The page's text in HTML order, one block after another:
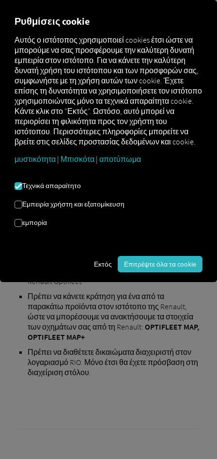
Marketplace Συνδετήρες Renault Connect Πώς να
ΕΙΣΑΓΩΓΉ ΣΤΗ
RENAULT
Οδηγίες βήμα προς βήμα για τη
RIO.
Προϋποθέσεις για την ενεργοποίηση:
Χρειάζεστε λογαριασμό τόσο στο RIO όσο και στο
Renault Optifleet.
Πρέπει να κάνετε κράτηση για ένα από τα
παρακάτω προϊόντα στον ιστότοπο της Renault,
ώστε να μπορέσουμε να ανακτήσουμε τα στοιχεία
των οχημάτων σας από τη Renault: OPTIFLEET MAP,
OPTIFLEET MAP+
Πρέπει να διαθέτετε δικαιώματα διαχειριστή στον
λογαριασμό RIO. Μόνο έτσι θα έχετε πρόσβαση στη
διαχείριση στόλου.
Ρυθμίσεις cookie
Αυτός ο ιστότοπος χρησιμοποιεί cookies έτσι ώστε να
μπορούμε να σας προσφέρουμε την καλύτερη δυνατή
εμπειρία στον ιστότοπο. Για να κάνετε την καλύτερη
δυνατή χρήση του ιστότοπου και των προσφορών σας,
συμφωνήστε με τη χρήση αυτών των cookie. Έχετε
επίσης τη δυνατότητα να χρησιμοποιήσετε τον ιστότοπο
χρησιμοποιώντας μόνο τα τεχνικά απαραίτητα cookie.
Κάντε κλικ στο "Εκτός". Ωστόσο, αυτό μπορεί να
περιορίσει τη φιλικότητα προς τον χρήστη του
ιστότοπου. Περισσότερες πληροφορίες μπορείτε να
βρείτε στις σελίδες προστασίας δεδομένων και cookie.
μυστικότητα | Μπισκότα | αποτύπωμα
Τεχνικά απαραίτητο
Εμπειρία χρήστη και εξατομίκευση
εμπορία
Εκτός Επιτρέψτε όλα τα cookie